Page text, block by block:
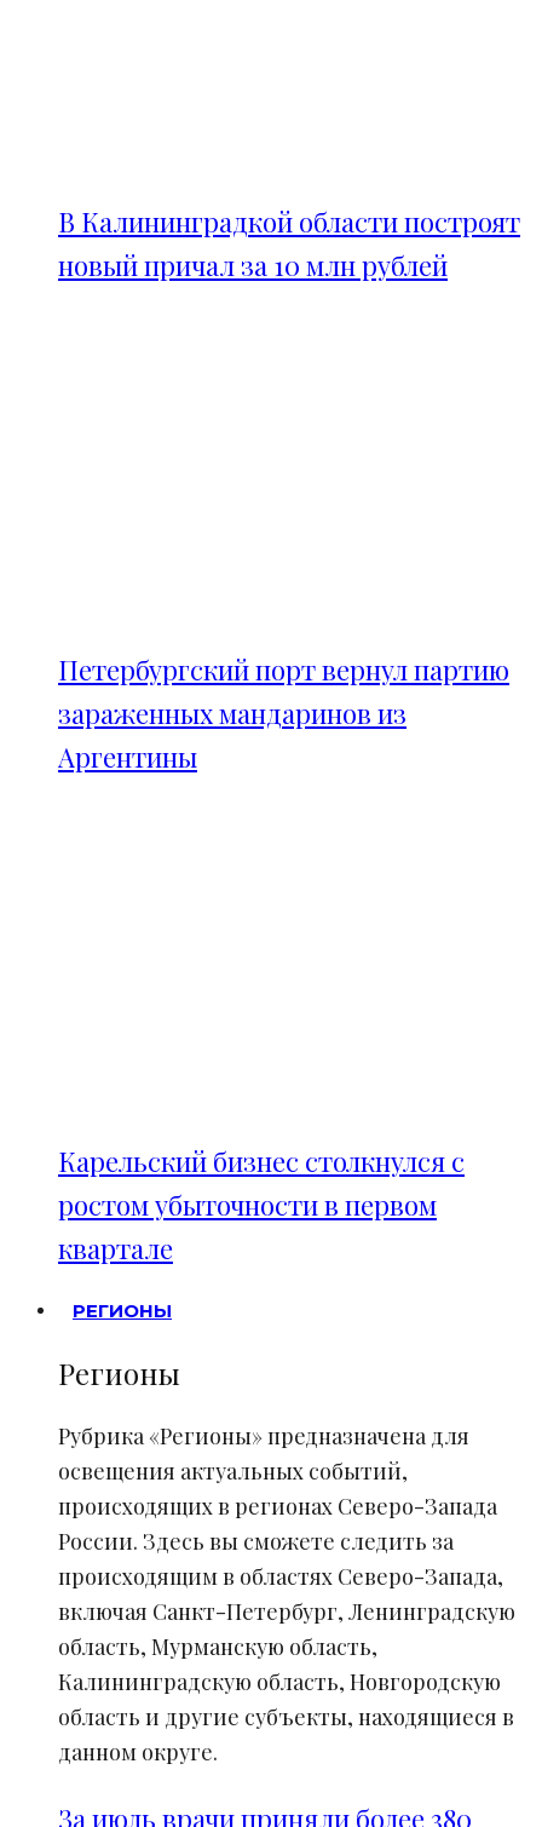
В Калининградкой области построят
новый причал за 10 млн рублей
Петербургский порт вернул партию
зараженных мандаринов из
Аргентины
Карельский бизнес столкнулся с
ростом убыточности в первом
квартале
РЕГИОНЫ
Регионы
Рубрика «Регионы» предназначена для
освещения актуальных событий,
происходящих в регионах Северо-Запада
России. Здесь вы сможете следить за
происходящим в областях Северо-Запада,
включая Санкт-Петербург, Ленинградскую
область, Мурманскую область,
Калининградскую область, Новгородскую
область и другие субъекты, находящиеся в
данном округе.
За июль врачи приняли более 380